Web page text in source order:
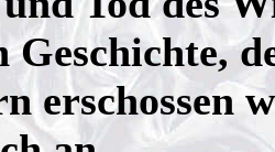
Geschichte,
erschossen